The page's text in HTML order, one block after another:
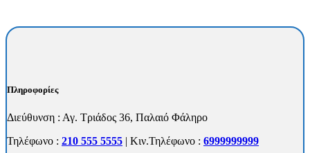
Πληροφορίες
Διεύθυνση : Αγ. Τριάδος 36, Παλαιό Φάληρο
Τηλέφωνο : 210 555 5555 | Κιν.Τηλέφωνο : 6999999999